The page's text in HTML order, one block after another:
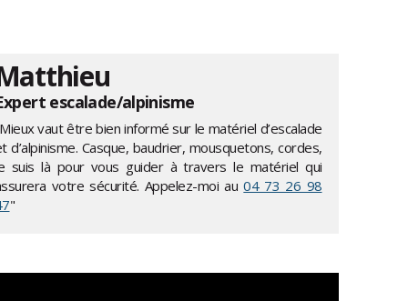
escalade/alpinisme
vaut être bien informé sur le matériel d’escalade
d’alpinisme. Casque, baudrier, mousquetons, cordes,
suis là pour vous guider à travers le matériel qui
votre sécurité. Appelez-moi au04 73 26 98
"